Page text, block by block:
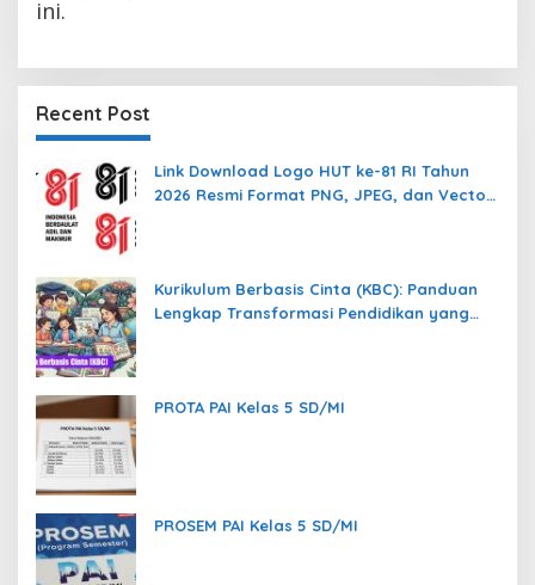
ini.
Recent Post
Link Download Logo HUT ke-81 RI Tahun
2026 Resmi Format PNG, JPEG, dan Vector
Kurikulum Berbasis Cinta (KBC): Panduan
Lengkap Transformasi Pendidikan yang
PROTA PAI Kelas 5 SD/MI
PROSEM PAI Kelas 5 SD/MI